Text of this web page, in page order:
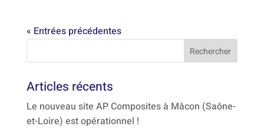
« Entrées précédentes
Articles récents
Le nouveau site AP Composites à Mâcon (Saône-
et-Loire) est opérationnel !